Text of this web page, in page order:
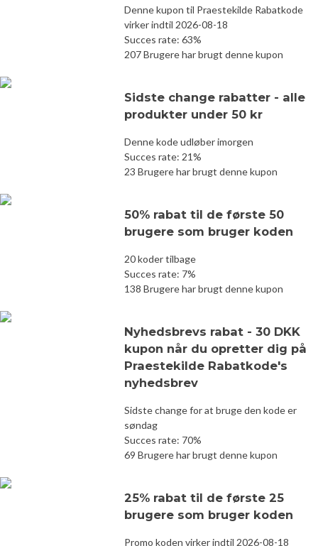
Denne kupon til Praestekilde Rabatkode
virker indtil 2026-08-18
Succes rate: 63%
207 Brugere har brugt denne kupon
Sidste change rabatter - alle
produkter under 50 kr
Denne kode udløber imorgen
Succes rate: 21%
23 Brugere har brugt denne kupon
50% rabat til de første 50
brugere som bruger koden
20 koder tilbage
Succes rate: 7%
138 Brugere har brugt denne kupon
Nyhedsbrevs rabat - 30 DKK
kupon når du opretter dig på
Praestekilde Rabatkode's
nyhedsbrev
Sidste change for at bruge den kode er
søndag
Succes rate: 70%
69 Brugere har brugt denne kupon
25% rabat til de første 25
brugere som bruger koden
Promo koden virker indtil 2026-08-18